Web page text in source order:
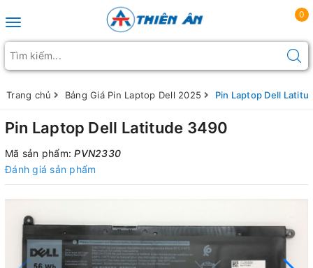
Toggle navigation
0
Trang chủ Bảng Giá Pin Laptop Dell 2025 Pin Laptop Dell
Pin Laptop Dell Latitude 3490
Mã sản phẩm:PVN2330
Đánh giá sản phẩm